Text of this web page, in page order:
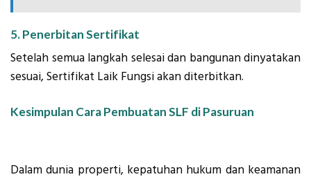
5. Penerbitan Sertifikat
Setelah semua langkah selesai dan bangunan dinyatakan
sesuai, Sertifikat Laik Fungsi akan diterbitkan.
Kesimpulan Cara Pembuatan SLF di Pasuruan
Dalam dunia properti, kepatuhan hukum dan keamanan